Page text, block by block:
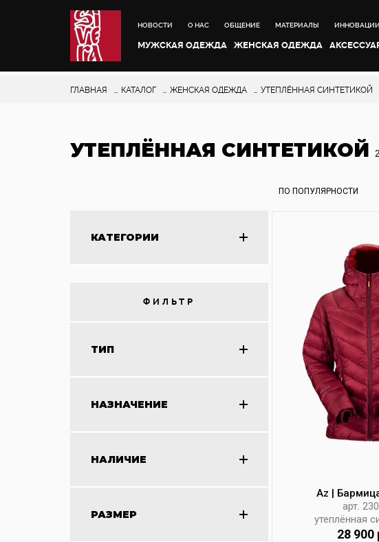
НОВОСТИ О НАС ОБЩЕНИЕ МАТЕРИАЛЫ
МУЖСКАЯ ОДЕЖДА ЖЕНСКАЯ ОДЕЖДА
ГЛАВНАЯ КАТАЛОГ ЖЕНСКАЯ ОДЕЖДА УТЕПЛЁННАЯ СИНТЕТИКОЙ
УТЕПЛЁННАЯ СИНТЕТИКОЙ
КАТЕГОРИИ
ФИЛЬТР
ТИП
НАЗНАЧЕНИЕ
НАЛИЧИЕ
РАЗМЕР
ПО ПОПУЛЯРНОСТИ
Az |
арт.
утеплённая
28 900